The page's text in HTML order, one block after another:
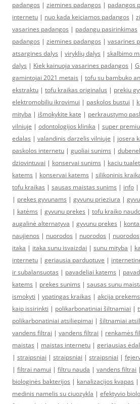
padangos | ziemines padangos | padangos
internetu | nuo kada keiciamos padangos |
vasarines padangos | padangu pasirinkimas
padangos | ziemines padangos | vasarines
atsargines dalys | viryklių dalys | skalbimo
dalys | Kiek kainuoja vasarines padangos |
gamintojai 2021 metais | tofu su bambuko
ekstraktu | tofu kraikas originalus | prekiu
elektromobiliu ikrovimui | paskolos bustui |
mityba | išmokykite katę | perkraustymo
vilniuje | odontologijos klinika | super
edalas | valandinis darzelis vilniuje | josera
paskolos internetu | guoliai sunims |
dziovintuvai | konservai sunims | kaciu
katems | konservai katems | silikoninis
tofu kraikas | sausas maistas sunims | info |
| prekes gyvunams | gyvunu prieziura |
| katėms | gyvunu prekes | tofu kraiko
augalinė alternatyva | gyvunu prekes |
naujienos | nuorodos | nuorodos | nuorodos
itaka | itaka sunu isvaizdai | sunu mityba |
internetu | geriausia parduotuve |
ir subalansuotas | pavadeliai katems |
katems | prekes sunims | sausas sunu
ismokyti | ypatingas kraikas | akcija prekems
kaip issirinkti | polikarbonatiniai šiltnamiai |
polikarbonatiniai atsiliepimai | šiltnamiai
vandens filtrai | vandens filtrai | renkamės
maistas | maistas internetu | geriausias
| straipsniai | straipsniai | straipsniai |
| filtrai namui | filtru nauda | vandens filtrai |
biologinės bakterijos | kanalizacijos kvapas |
medinis namelis su ciuozykla | efektyvio